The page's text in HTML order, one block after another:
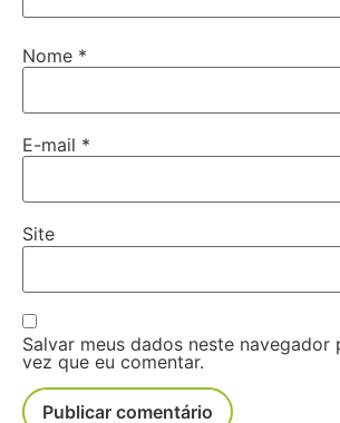
Nome *
E-mail *
Site
Salvar meus dados neste navegador
vez que eu comentar.